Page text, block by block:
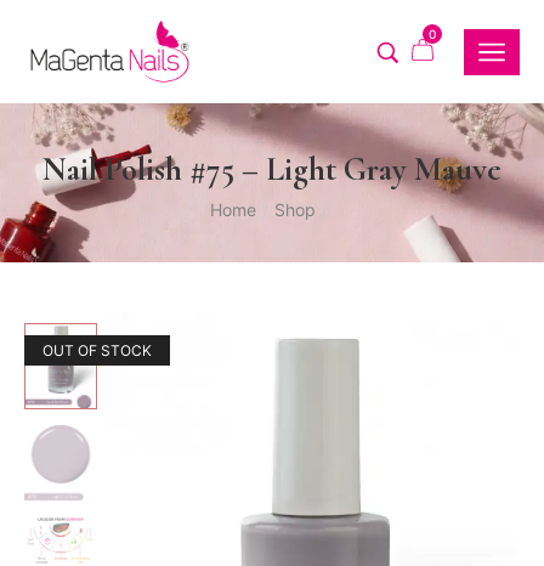
0
Nail Polish #75 – Light Gray Mauve
Home Shop
OUT OF STOCK